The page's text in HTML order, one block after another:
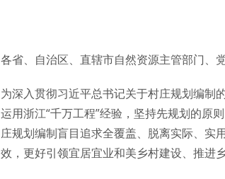
各省、自治区、直辖市自然资源主管部门、
为深入贯彻习近平总书记关于村庄规划编制
运用浙江“千万工程”经验，坚持先规划的原
庄规划编制盲目追求全覆盖、脱离实际、实
效，更好引领宜居宜业和美乡村建设、推进